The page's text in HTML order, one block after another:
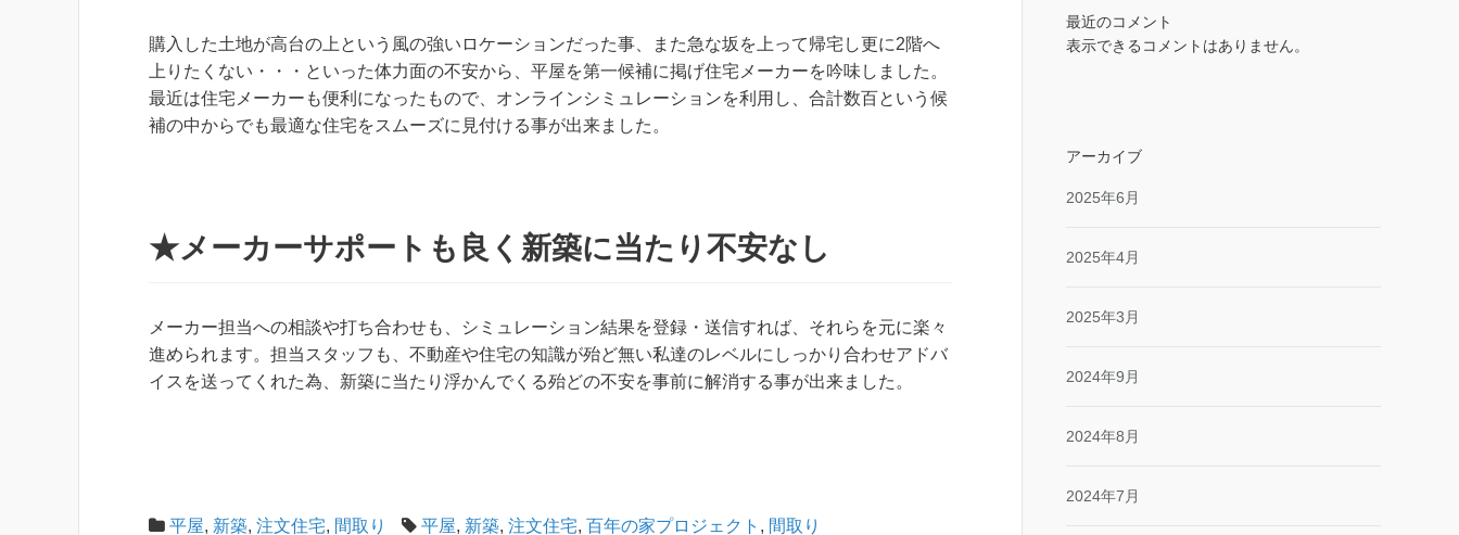
購入した土地が高台の上という風の強いロケーションだった事、また急な坂を上って帰宅し更に2階へ
上りたくない・・・といった体力面の不安から、平屋を第一候補に掲げ住宅メーカーを吟味しました。
最近は住宅メーカーも便利になったもので、オンラインシミュレーションを利用し、合計数百という候
補の中からでも最適な住宅をスムーズに見付ける事が出来ました。
★メーカーサポートも良く新築に当たり不安なし
メーカー担当への相談や打ち合わせも、シミュレーション結果を登録・送信すれば、それらを元に楽々
進められます。担当スタッフも、不動産や住宅の知識が殆ど無い私達のレベルにしっかり合わせアドバ
イスを送ってくれた為、新築に当たり浮かんでくる殆どの不安を事前に解消する事が出来ました。
平屋, 新築, 注文住宅, 間取り 平屋, 新築, 注文住宅, 百年の家プロジェクト , 間取り
最近のコメント
表示できるコメントはありません。
アーカイブ
2025年6月
2025年4月
2025年3月
2024年9月
2024年8月
2024年7月